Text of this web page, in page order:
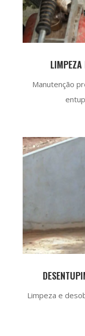
LIMPEZA
Manutenção
Limpeza e